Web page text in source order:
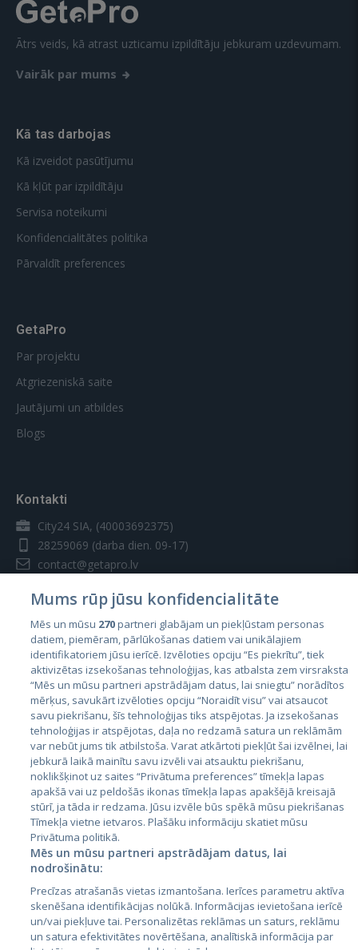
Ātrs veids, kā atrast uzticamu izpildītāju jebkuram uzdevumam.
Vairāk par mums
Kā tas darbojas
Kā izveidot pasūtījumu
Kā kļūt par izpildītāju
Servisa noteikumi
Konfidencialitātes politika
Pārvaldīt preferences
GetaPro
Par projektu
Atgriezeniskā saite
Jautājumi un atbildes
Blogs
Kontakti
City24 SIA, (40003692375)
28259069 (darba dien. 09-17)
contact@getapro.lv
Valstis
Igaunija
Latvija
Lietuva
City24.lv
City24.ee
GetaPro.lv
GetaPro.ee
CVbankas.lt
Kainos.lt
Paslaugos.lt
auto24.ee
Mums rūp jūsu konfidencialitāte
Mēs un mūsu 270partneri glabājam un piekļūstam personas
datiem, piemēram, pārlūkošanas datiem vai unikālajiem
identifikatoriem jūsu ierīcē. Izvēloties opciju “Es piekrītu”, tiek
aktivizētas izsekošanas tehnoloģijas, kas atbalsta zem virsraksta
“Mēs un mūsu partneri apstrādājam datus, lai sniegtu” norādītos
mērķus, savukārt izvēloties opciju “Noraidīt visu” vai atsaucot
savu piekrišanu, šīs tehnoloģijas tiks atspējotas. Ja izsekošanas
tehnoloģijas ir atspējotas, daļa no redzamā satura un reklāmām
var nebūt jums tik atbilstoša. Varat atkārtoti piekļūt šai izvēlnei, lai
jebkurā laikā mainītu savu izvēli vai atsauktu piekrišanu,
noklikšķinot uz saites “Privātuma preferences” tīmekļa lapas
apakšā vai uz peldošās ikonas tīmekļa lapas apakšējā kreisajā
stūrī, ja tāda ir redzama. Jūsu izvēle būs spēkā mūsu piekrišanas
Tīmekļa vietne ietvaros. Plašāku informāciju skatiet mūsu
Privātuma politikā.
Mēs un mūsu partneri apstrādājam datus, lai
nodrošinātu:
Precīzas atrašanās vietas izmantošana. Ierīces parametru aktīva
skenēšana identifikācijas nolūkā. Informācijas ievietošana ierīcē
un/vai piekļuve tai. Personalizētas reklāmas un saturs, reklāmu
un satura efektivitātes novērtēšana, analītiskā informācija par